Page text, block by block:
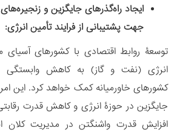
ایجاد راه‌گذرهای جایگزین و
جهت پشتیبانی از فرایند تأمین انرژی:
توسعۀ روابط اقتصادی با کشورهای آسیای
انرژی (نفت و گاز) به کاهش وابستگی
کشورهای خاورمیانه کمک خواهد کرد. این
جایگزین در حوزۀ انرژی و کاهش قدرت
افزایش قدرت واشنگتن در مدیریت